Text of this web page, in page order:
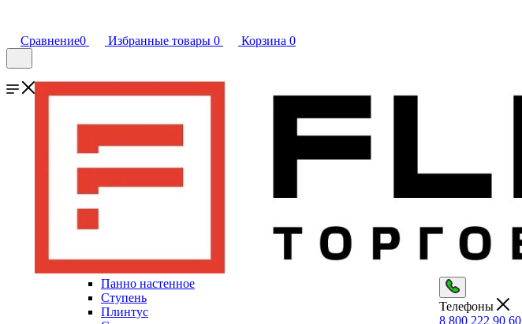
Сравнение0 Избранные товары 0 Корзина 0
Телефоны
8 800 222 90 60
Панно настенное
Ступень
Плинтус